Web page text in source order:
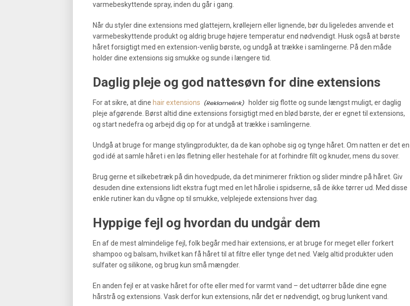
varmebeskyttende spray, inden du går i gang.
Når du styler dine extensions med glattejern, krøllejern eller lignende, bør du ligeledes anvende et
varmebeskyttende produkt og aldrig bruge højere temperatur end nødvendigt. Husk også at børste
håret forsigtigt med en extension-venlig børste, og undgå at trække i samlingerne. På den måde
holder dine extensions sig smukke og sunde i længere tid.
Daglig pleje og god nattesøvn for dine extensions
For at sikre, at dine hair extensions
holder sig flotte og sunde længst muligt, er daglig
pleje afgørende. Børst altid dine extensions forsigtigt med en blød børste, der er egnet til extensions,
og start nedefra og arbejd dig op for at undgå at trække i samlingerne.
Undgå at bruge for mange stylingprodukter, da de kan ophobe sig og tynge håret. Om natten er det en
god idé at samle håret i en løs fletning eller hestehale for at forhindre filt og knuder, mens du sover.
Brug gerne et silkebetræk på din hovedpude, da det minimerer friktion og slider mindre på håret. Giv
desuden dine extensions lidt ekstra fugt med en let hårolie i spidserne, så de ikke tørrer ud. Med disse
enkle rutiner kan du vågne op til smukke, velplejede extensions hver dag.
Hyppige fejl og hvordan du undgår dem
En af de mest almindelige fejl, folk begår med hair extensions, er at bruge for meget eller forkert
shampoo og balsam, hvilket kan få håret til at filtre eller tynge det ned. Vælg altid produkter uden
sulfater og silikone, og brug kun små mængder.
En anden fejl er at vaske håret for ofte eller med for varmt vand – det udtørrer både dine egne
hårstrå og extensions. Vask derfor kun extensions, når det er nødvendigt, og brug lunkent vand.